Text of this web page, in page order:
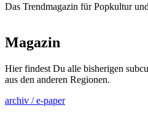
Das Trendmagazin für Popkultur
Magazin
Hier findest Du alle bisherigen
aus den anderen Regionen.
archiv / e-paper